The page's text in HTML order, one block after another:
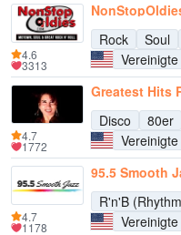
Rock
Soul
4.6
3313
Greatest Hits
Disco
80er
4.7
1772
95.5 Smooth
R'n'B
4.7
1178